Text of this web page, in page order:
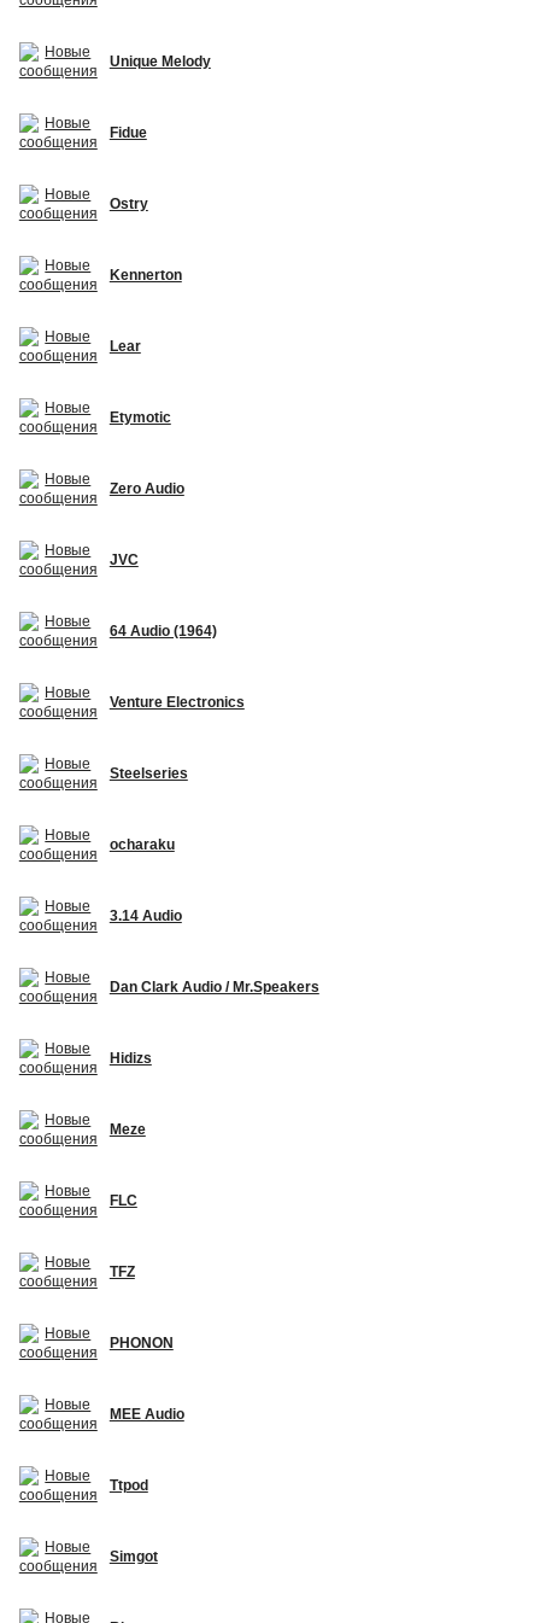
Unique Melody
Fidue
Ostry
Kennerton
Lear
Etymotic
Zero Audio
JVC
64 Audio (1964)
Venture Electronics
Steelseries
ocharaku
3.14 Audio
Dan Clark Audio / Mr.Speakers
Hidizs
Meze
FLC
TFZ
PHONON
MEE Audio
Ttpod
Simgot